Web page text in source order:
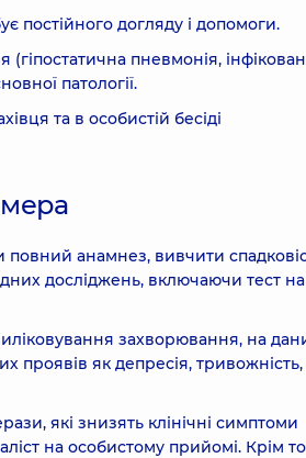
постійного догляду і допомоги.
пневмонія,
патології.
та в особистій бесіді
повний анамнез, вивчити
досліджень, включаючи тест на
захворювання, на
проявів як депресія, тривожність,
які знизять клінічні симптоми
на особистому прийомі. Крім